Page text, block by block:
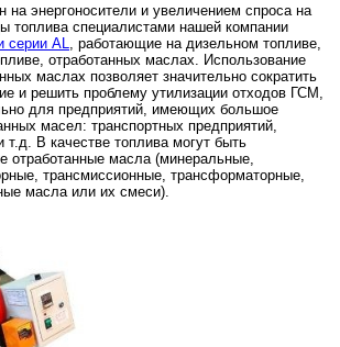
на энергоносители и увеличением спроса на
топлива специалистами нашей компании
серии AL
, работающие на дизельном топливе,
отработанных маслах. Использование
маслах позволяет значительно сократить
и решить проблему утилизации отходов ГСМ,
для предприятий, имеющих большое
масел: транспортных предприятий,
В качестве топлива могут быть
отработанные масла (минеральные,
трансмиссионные, трансформаторные,
масла или их смеси).